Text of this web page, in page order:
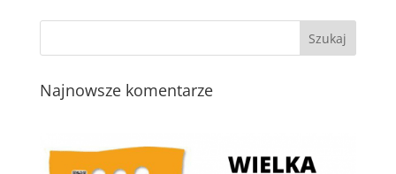
Najnowsze komentarze